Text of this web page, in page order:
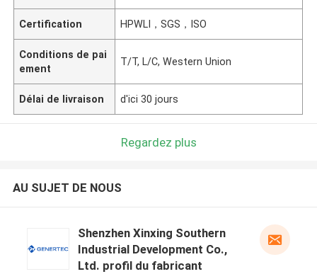
Certification HPWLI，SGS，ISO
Conditions de pai
ement
T/T, L/C, Western Union
Délai de livraison d'ici 30 jours
Regardez plus
AU SUJET DE NOUS
Shenzhen Xinxing Southern
Industrial Development Co.,
Ltd. profil du fabricant